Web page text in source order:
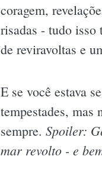
coragem,
risadas - tudo isso
de reviravoltas e
E se você estava
tempestades, mas
sempre. Spoiler:
mar revolto - e